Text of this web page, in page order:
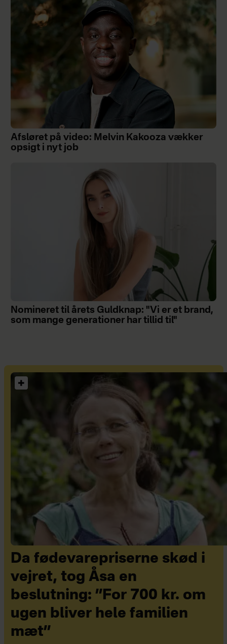
Afsløret på video: Melvin Kakooza vækker
opsigt i nyt job
Nomineret til årets Guldknap: "Vi er et brand,
som mange generationer har tillid til"
Da fødevarepriserne skød i
vejret, tog Åsa en
beslutning: ”For 700 kr. om
ugen bliver hele familien
mæt”